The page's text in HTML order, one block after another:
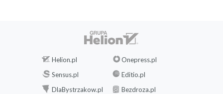
Helion.pl
Onepress.pl
Sensus.pl
Editio.pl
DlaBystrzakow.pl
Bezdroza.pl